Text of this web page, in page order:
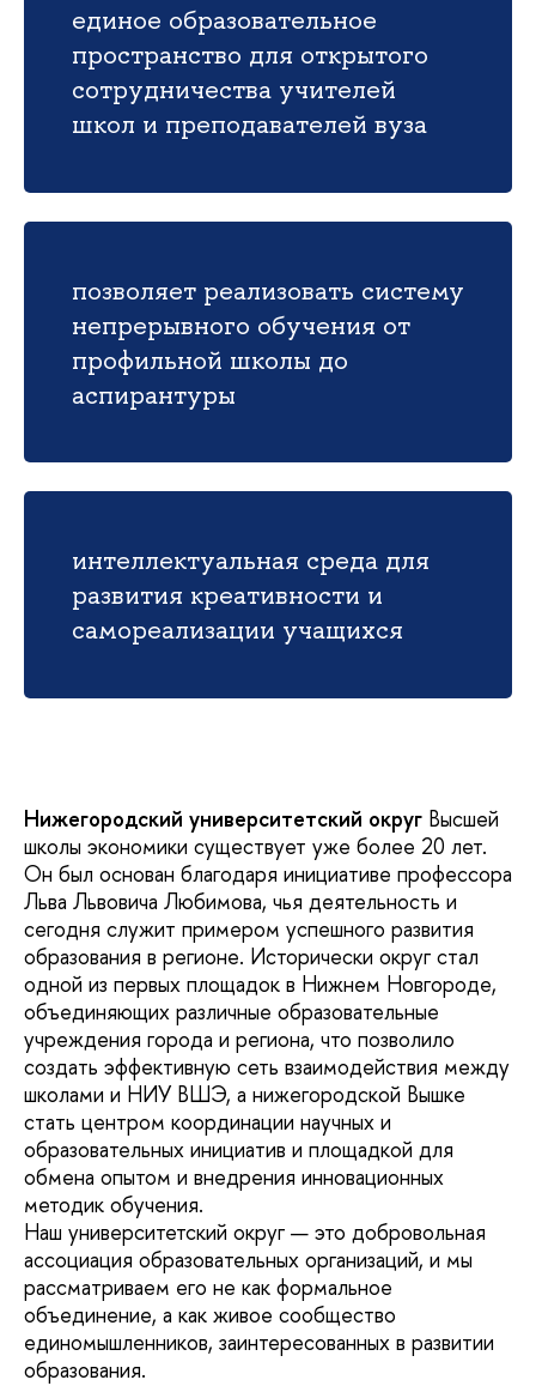
единое образовательное
пространство для открытого
сотрудничества учителей
школ и преподавателей вуза
позволяет реализовать систему
непрерывного обучения от
профильной школы до
аспирантуры
интеллектуальная среда для
развития креативности и
самореализации учащихся
Нижегородский университетский округ Высшей
школы экономики существует уже более 20 лет.
Он был основан благодаря инициативе профессора
Льва Львовича Любимова, чья деятельность и
сегодня служит примером успешного развития
образования в регионе. Исторически округ стал
одной из первых площадок в Нижнем Новгороде,
объединяющих различные образовательные
учреждения города и региона, что позволило
создать эффективную сеть взаимодействия между
школами и НИУ ВШЭ, а нижегородской Вышке
стать центром координации научных и
образовательных инициатив и площадкой для
обмена опытом и внедрения инновационных
методик обучения.
Наш университетский округ — это добровольная
ассоциация образовательных организаций, и мы
рассматриваем его не как формальное
объединение, а как живое сообщество
единомышленников, заинтересованных в развитии
образования.